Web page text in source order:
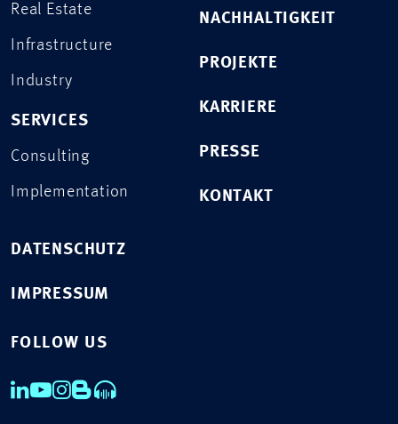
Real Estate
Infrastructure
Industry
SERVICES
Consulting
Implementation
NACHHALTIGKEIT
PROJEKTE
KARRIERE
PRESSE
KONTAKT
DATENSCHUTZ
IMPRESSUM
FOLLOW US